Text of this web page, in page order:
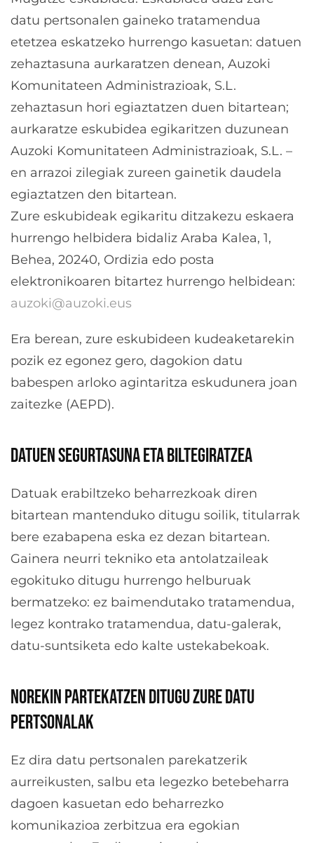
datu pertsonalen gaineko tratamendua
etetzea eskatzeko hurrengo kasuetan: datuen
zehaztasuna aurkaratzen denean, Auzoki
Komunitateen Administrazioak, S.L.
zehaztasun hori egiaztatzen duen bitartean;
aurkaratze eskubidea egikaritzen duzunean
Auzoki Komunitateen Administrazioak, S.L. –
en arrazoi zilegiak zureen gainetik daudela
egiaztatzen den bitartean.
Zure eskubideak egikaritu ditzakezu eskaera
hurrengo helbidera bidaliz Araba Kalea, 1,
Behea, 20240, Ordizia edo posta
elektronikoaren bitartez hurrengo helbidean:
auzoki@auzoki.eus
Era berean, zure eskubideen kudeaketarekin
pozik ez egonez gero, dagokion datu
babespen arloko agintaritza eskudunera joan
zaitezke (AEPD).
DATUEN SEGURTASUNA ETA BILTEGIRATZEA
Datuak erabiltzeko beharrezkoak diren
bitartean mantenduko ditugu soilik, titularrak
bere ezabapena eska ez dezan bitartean.
Gainera neurri tekniko eta antolatzaileak
egokituko ditugu hurrengo helburuak
bermatzeko: ez baimendutako tratamendua,
legez kontrako tratamendua, datu-galerak,
datu-suntsiketa edo kalte ustekabekoak.
NOREKIN PARTEKATZEN DITUGU ZURE DATU
PERTSONALAK
Ez dira datu pertsonalen parekatzerik
aurreikusten, salbu eta legezko betebeharra
dagoen kasuetan edo beharrezko
komunikazioa zerbitzua era egokian